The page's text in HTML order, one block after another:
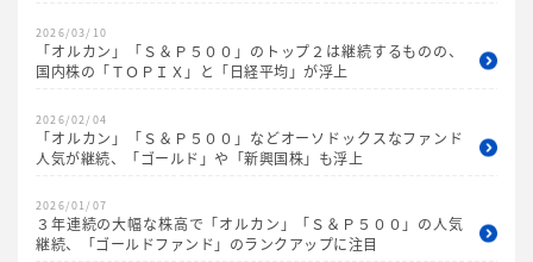
2026/03/10
「オルカン」「Ｓ＆Ｐ５００」のトップ２は継続するものの、
国内株の「ＴＯＰＩＸ」と「日経平均」が浮上
2026/02/04
「オルカン」「Ｓ＆Ｐ５００」などオーソドックスなファンド
人気が継続、「ゴールド」や「新興国株」も浮上
2026/01/07
３年連続の大幅な株高で「オルカン」「Ｓ＆Ｐ５００」の人気
継続、「ゴールドファンド」のランクアップに注目